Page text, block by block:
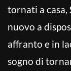
tornati a casa,
nuovo a
affranto e in
sogno di